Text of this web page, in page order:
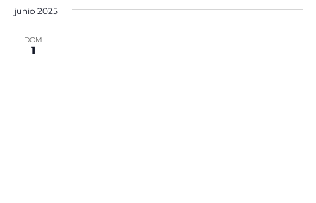
junio 2025
DOM
1